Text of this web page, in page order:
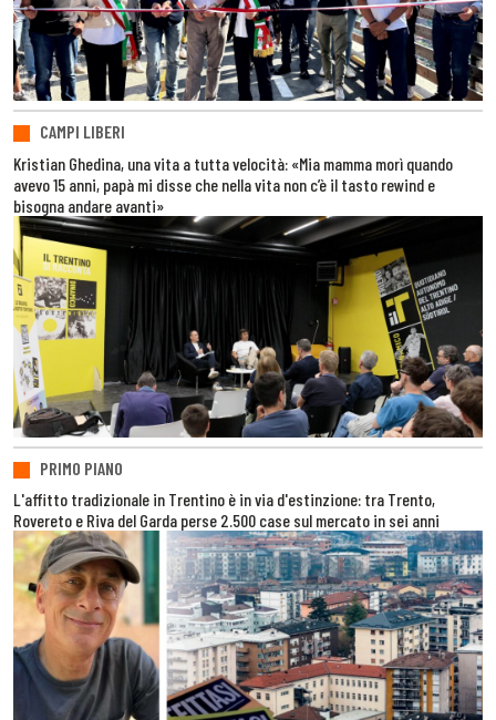
CAMPI LIBERI
Kristian Ghedina, una vita a tutta velocità: «Mia mamma morì quando
avevo 15 anni, papà mi disse che nella vita non c’è il tasto rewind e
bisogna andare avanti»
PRIMO PIANO
L'affitto tradizionale in Trentino è in via d'estinzione: tra Trento,
Rovereto e Riva del Garda perse 2.500 case sul mercato in sei anni